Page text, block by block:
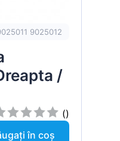
9025012
/
()
în coș